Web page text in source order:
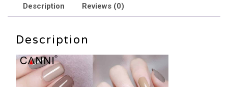
קפה
חלבי
TEA
quantity
Description Reviews (0)
Description